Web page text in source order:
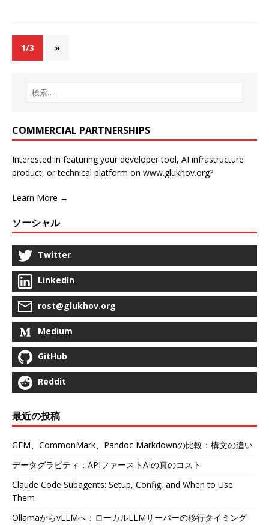
1/3 »
COMMERCIAL PARTNERSHIPS
Interested in featuring your developer tool, AI infrastructure
product, or technical platform on www.glukhov.org?
Learn More →
ソーシャル
Twitter
LinkedIn
rost@glukhov.org
Medium
GitHub
Reddit
最近の投稿
GFM、CommonMark、Pandoc Markdownの比較：構文の違い
データグラビティ：APIファーストAIの真のコスト
Claude Code Subagents: Setup, Config, and When to Use
Them
OllamaからvLLMへ：ローカルLLMサーバーの移行タイミング